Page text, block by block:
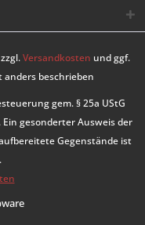
Versandkosten und ggf.
beschrieben
gem. § 25a UStG
gesonderter Ausweis der
Gegenstände ist